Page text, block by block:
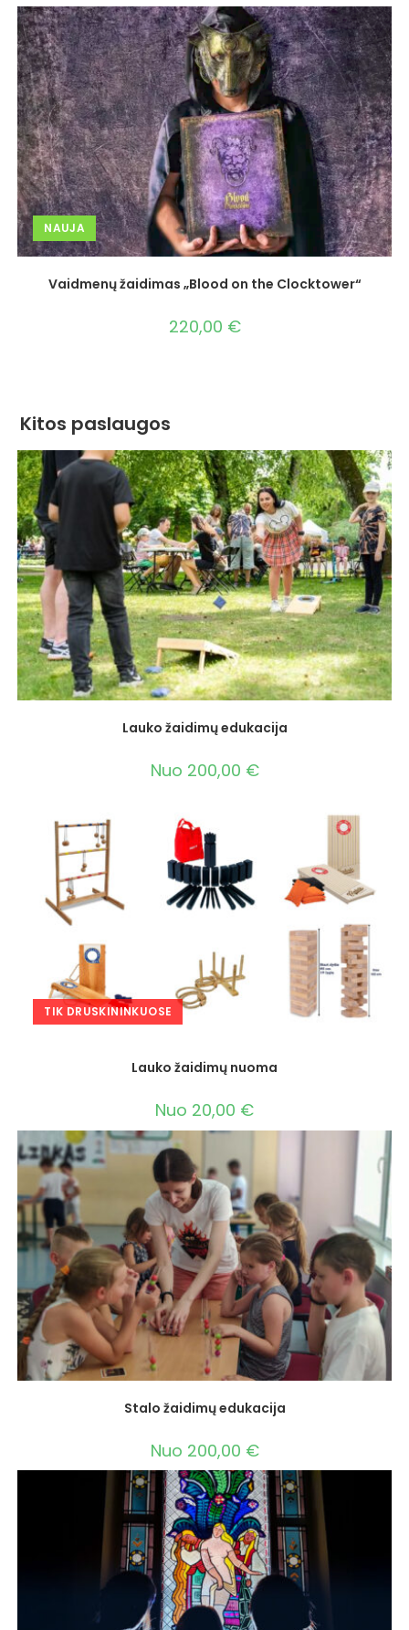
NAUJA
Vaidmenų žaidimas „Blood on the Clocktower“
220,00 €
Kitos paslaugos
Lauko žaidimų edukacija
Nuo 200,00 €
TIK DRUSKININKUOSE
Lauko žaidimų nuoma
Nuo 20,00 €
Stalo žaidimų edukacija
Nuo 200,00 €